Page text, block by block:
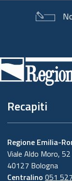
di
pagina
Recapiti
Regione Emilia-
Viale Aldo Moro, 52
40127 Bologna
Centralino 051